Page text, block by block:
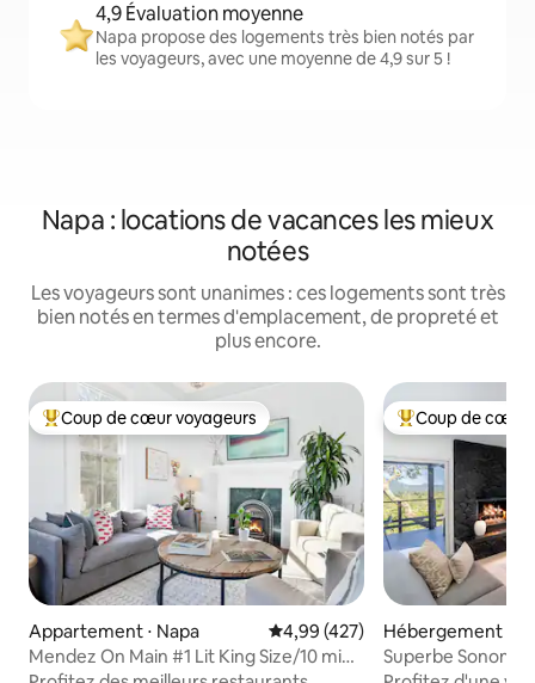
4,9 Évaluation moyenne
Napa propose des logements très bien notés par
les voyageurs, avec une moyenne de 4,9 sur 5 !
Napa : locations de vacances les mieux
notées
Les voyageurs sont unanimes : ces logements sont très
bien notés en termes d'emplacement, de propreté et
plus encore.
Coups de cœur voyageurs les plus appréciés
Coup de cœur voyageurs
Appartement ⋅ Napa Évaluation moyenne sur la
4,99 (427)
Mendez On Main #1 Lit King Size/10 min
Coups de cœur
Coup de cœur
Hébergement ⋅
Superbe Sonoma |